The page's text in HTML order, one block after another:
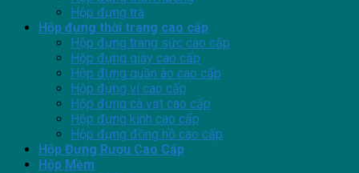
Hộp đựng trà
Hộp đựng thời trang cao cấp
Hộp đựng trang sức cao cấp
Hộp đựng giày cao cấp
Hộp đựng quần áo cao cấp
Hộp đựng ví cao cấp
Hộp đựng cà vạt cao cấp
Hộp đựng kính cao cấp
Hộp đựng đồng hồ cao cấp
Hộp Đựng Rượu Cao Cấp
Hộp Mềm